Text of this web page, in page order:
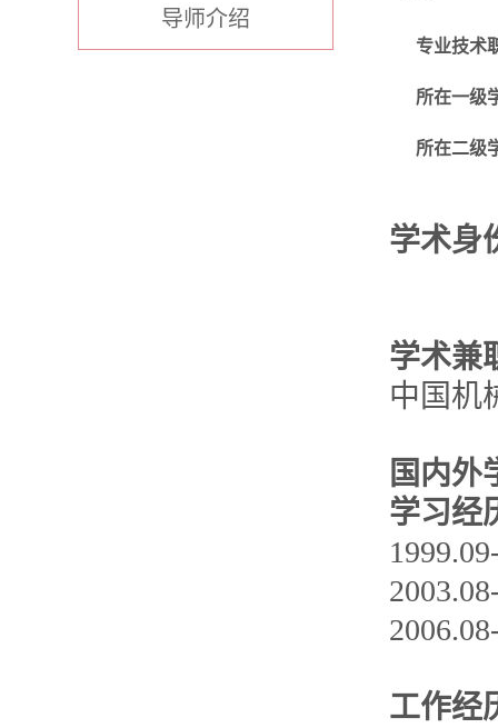
导师介绍
专业技术
所在一级
所在二级
学术身
学术兼
中国机
国内外
学习经
工作经